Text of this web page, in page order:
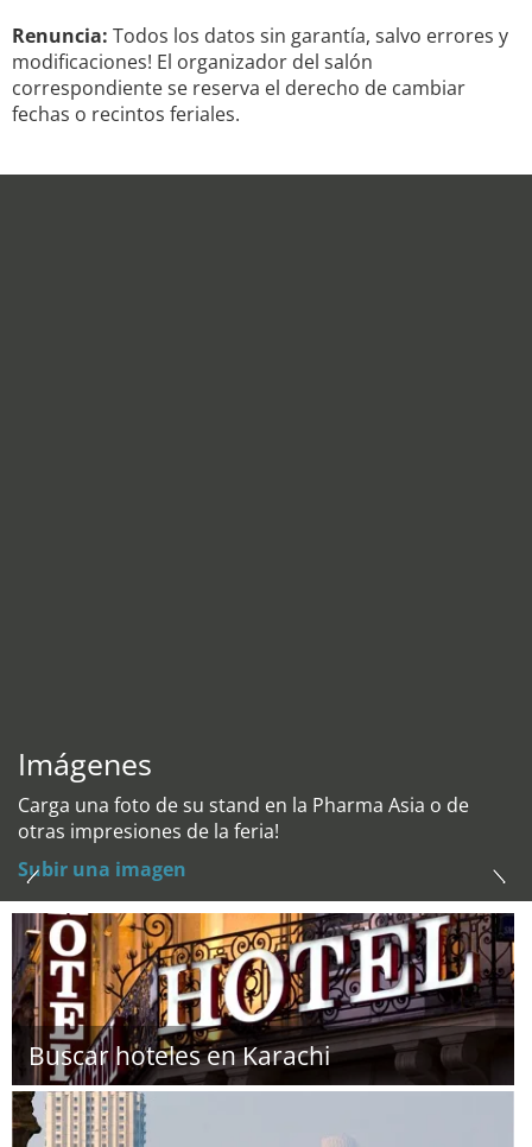
Renuncia: Todos los datos sin garantía, salvo errores y
modificaciones! El organizador del salón
correspondiente se reserva el derecho de cambiar
fechas o recintos feriales.
Imágenes
Carga una foto de su stand en la Pharma Asia o de
otras impresiones de la feria!
Subir una imagen
Buscar hoteles en Karachi